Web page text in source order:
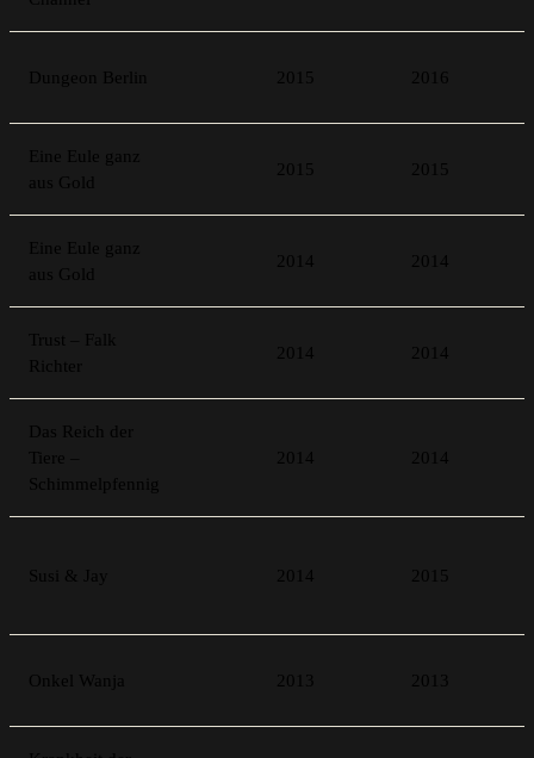
Dungeon Berlin 2015 2016
Eine Eule ganz
aus Gold
2015 2015
Eine Eule ganz
aus Gold
2014 2014
Trust – Falk
Richter
2014 2014
Das Reich der
Tiere –
Schimmelpfennig
2014 2014
Susi & Jay 2014 2015
Onkel Wanja 2013 2013